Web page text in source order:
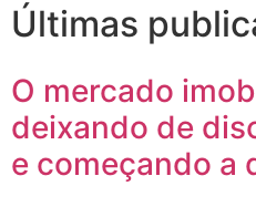
Últimas
O mercado
deixando de
e começando a